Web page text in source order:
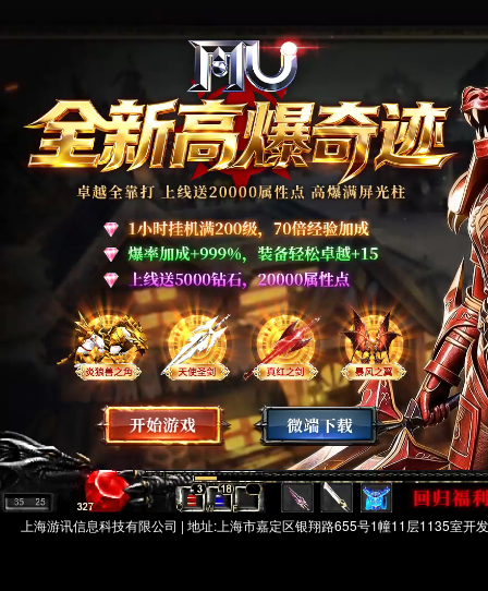
上海游讯信息科技有限公司 | 地址:上海市嘉定区银翔路655号1幢11层1135室